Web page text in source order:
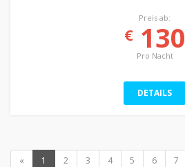
Preis ab:
€130
Pro Nacht
DETAILS
« 1 2 3 4 5 6 7